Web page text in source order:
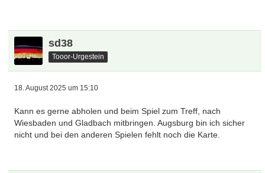
sd38
Tooor-Urgestein
18. August 2025 um 15:10
Kann es gerne abholen und beim Spiel zum Treff, nach
Wiesbaden und Gladbach mitbringen. Augsburg bin ich sicher
nicht und bei den anderen Spielen fehlt noch die Karte.